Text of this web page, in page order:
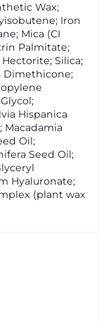
Wax;
Iron
Mica (CI
Palmitate;
Silica;
Dimethicone;
Hispanica
Macadamia
Oil;
Seed Oil;
Hyaluronate;
(plant wax